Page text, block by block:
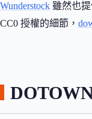
Wunderstock 雖然也
CC0 授權的細節，